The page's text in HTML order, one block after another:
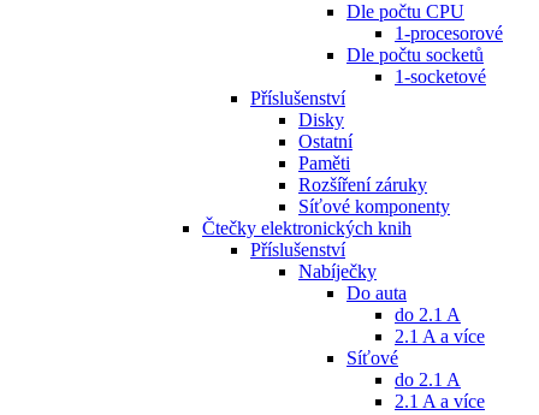
Dle počtu CPU
1-procesorové
Dle počtu socketů
1-socketové
Příslušenství
Disky
Ostatní
Paměti
Rozšíření záruky
Síťové komponenty
Čtečky elektronických knih
Příslušenství
Nabíječky
Do auta
do 2.1 A
2.1 A a více
Síťové
do 2.1 A
2.1 A a více